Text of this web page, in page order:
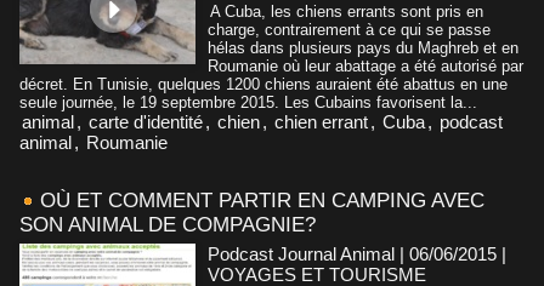
A Cuba, les chiens errants sont pris en
charge, contrairement à ce qui se passe
hélas dans plusieurs pays du Maghreb et en
Roumanie où leur abattage a été autorisé par
décret. En Tunisie, quelques 1200 chiens auraient été abattus en une
seule journée, le 19 septembre 2015. Les Cubains favorisent la...
animal, carte d'identité, chien, chien errant, Cuba, podcast
animal, Roumanie
OÙ ET COMMENT PARTIR EN CAMPING AVEC
SON ANIMAL DE COMPAGNIE?
Podcast Journal Animal | 06/06/2015 |
VOYAGES ET TOURISME